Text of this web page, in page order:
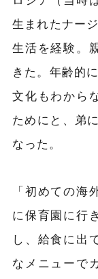
生まれたナー
生活を経験。
きた。年齢的
文化もわから
ためにと、弟
なった。
「初めての海
に保育園に行
し、給食に出
なメニューで